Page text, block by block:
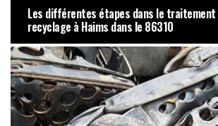
Les différentes étapes dans le traitement
recyclage à Haims dans le 86310